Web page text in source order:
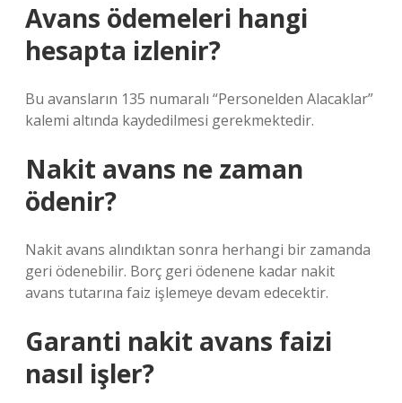
Avans ödemeleri hangi
hesapta izlenir?
Bu avansların 135 numaralı “Personelden Alacaklar”
kalemi altında kaydedilmesi gerekmektedir.
Nakit avans ne zaman
ödenir?
Nakit avans alındıktan sonra herhangi bir zamanda
geri ödenebilir. Borç geri ödenene kadar nakit
avans tutarına faiz işlemeye devam edecektir.
Garanti nakit avans faizi
nasıl işler?